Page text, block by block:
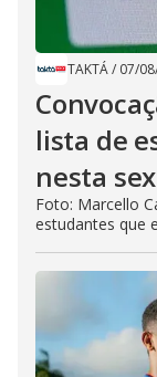
TAKTÁ/ 07/
lista de
nesta
Foto: Marcello
estudantes que